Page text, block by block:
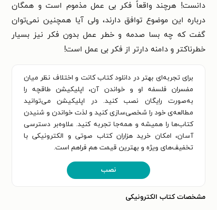
دانست! هرچند واقعاً فکر بی عمل مذموم است و همگان
درباره این موضوع توافق دارند، ولی آیا همچنین نمی‌‏توان
گفت که چه بسا صدمه و خطر عمل بدون فکر نیز بسیار
خطرناکتر و دامنه دارتر از فکر بی عمل است!
برای تجربه‌ای بهتر در دانلود کتاب کانت و اختلاف نظر میان
مفسران فلسفه او و خواندن آن، اپلیکیشن طاقچه را
به‌صورت رایگان نصب کنید. در اپلیکیشن می‌توانید
مطالعه‌ی خود را شخصی‌سازی کنید و لذت خواندن و شنیدن
کتاب‌ها را همیشه و همه‌جا تجربه کنید. علاوه‌بر دسترسی
آسان، امکان خرید هزاران کتاب صوتی و الکترونیکی با
تخفیف‌های ویژه و بهترین قیمت هم فراهم است.
نصب
مشخصات کتاب الکترونیکی